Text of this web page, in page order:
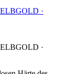
·
·